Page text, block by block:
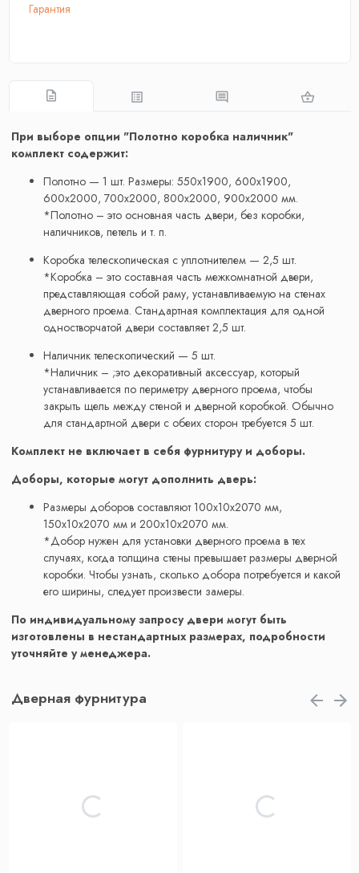
Гарантия
При выборе опции "Полотно коробка наличник"
комплект содержит:
Полотно — 1 шт. Размеры: 550x1900, 600x1900,
600x2000, 700x2000, 800x2000, 900x2000 мм.
*Полотно – это основная часть двери, без коробки,
наличников, петель и т. п.
Коробка телескопическая с уплотнителем — 2,5 шт.
*Коробка – это составная часть межкомнатной двери,
представляющая собой раму, устанавливаемую на стенах
дверного проема. Стандартная комплектация для одной
одностворчатой двери составляет 2,5 шт.
Наличник телескопический — 5 шт.
*Наличник – ;это декоративный аксессуар, который
устанавливается по периметру дверного проема, чтобы
закрыть щель между стеной и дверной коробкой. Обычно
для стандартной двери с обеих сторон требуется 5 шт.
Комплект не включает в себя фурнитуру и доборы.
Доборы, которые могут дополнить дверь:
Размеры доборов составляют 100x10x2070 мм,
150x10x2070 мм и 200x10x2070 мм.
*Добор нужен для установки дверного проема в тех
случаях, когда толщина стены превышает размеры дверной
коробки. Чтобы узнать, сколько добора потребуется и какой
его ширины, следует произвести замеры.
По индивидуальному запросу двери могут быть
изготовлены в нестандартных размерах, подробности
уточняйте у менеджера.
Дверная фурнитура